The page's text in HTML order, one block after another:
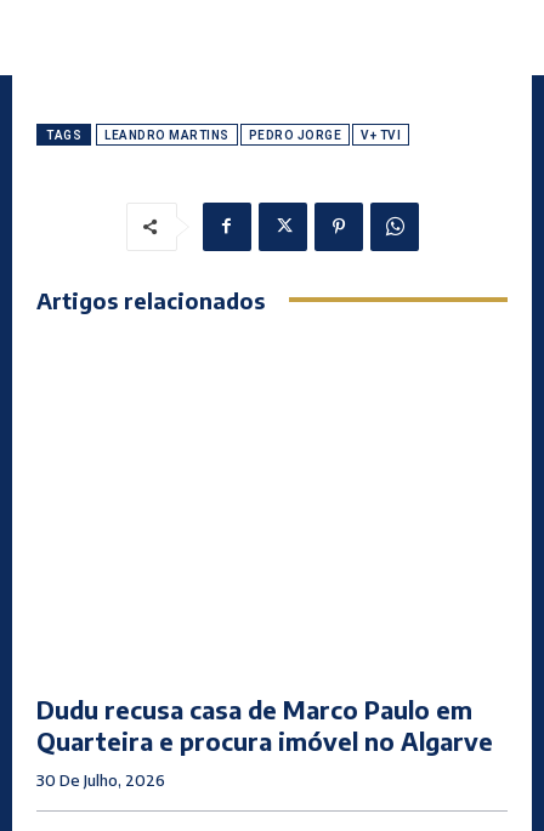
TAGS LEANDRO MARTINS PEDRO JORGE V+ TVI
Artigos relacionados
Dudu recusa casa de Marco Paulo em
Quarteira e procura imóvel no Algarve
30 De Julho, 2026